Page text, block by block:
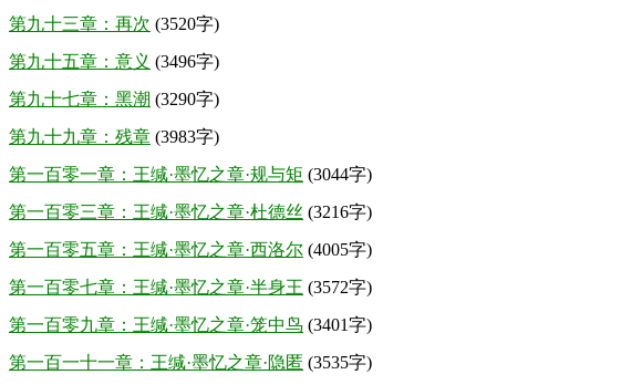
第九十三章：再次 (3520字)
第九十五章：意义 (3496字)
第九十七章：黑潮 (3290字)
第九十九章：残章 (3983字)
第一百零一章：王缄·墨忆之章·规与矩 (3044字)
第一百零三章：王缄·墨忆之章·杜德丝 (3216字)
第一百零五章：王缄·墨忆之章·西洛尔 (4005字)
第一百零七章：王缄·墨忆之章·半身王 (3572字)
第一百零九章：王缄·墨忆之章·笼中鸟 (3401字)
第一百一十一章：王缄·墨忆之章·隐匿 (3535字)